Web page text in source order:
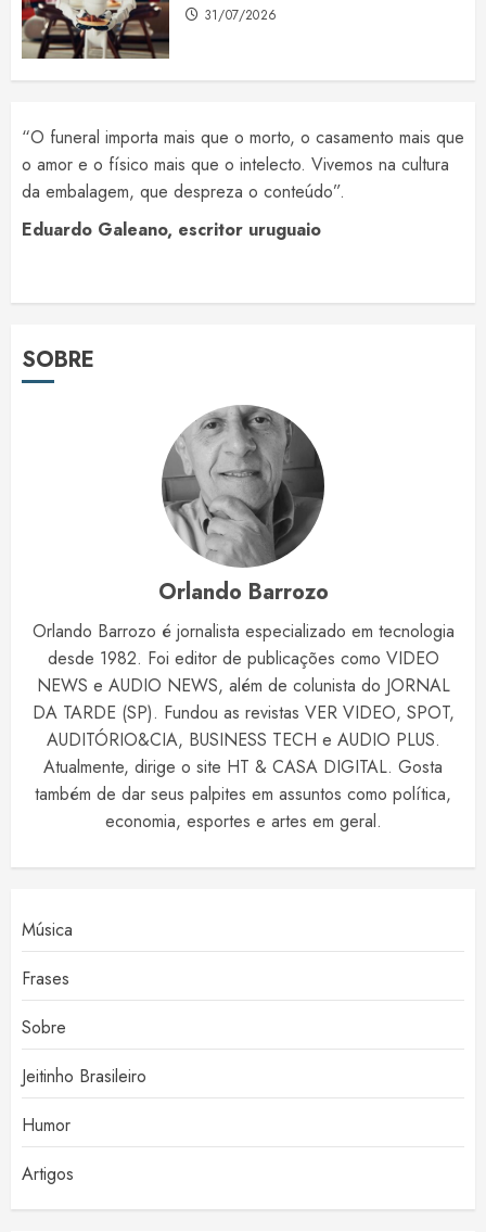
31/07/2026
“O funeral importa mais que o morto, o casamento mais que
o amor e o físico mais que o intelecto. Vivemos na cultura
da embalagem, que despreza o conteúdo”.
Eduardo Galeano, escritor uruguaio
SOBRE
Orlando Barrozo
Orlando Barrozo é jornalista especializado em tecnologia
desde 1982. Foi editor de publicações como VIDEO
NEWS e AUDIO NEWS, além de colunista do JORNAL
DA TARDE (SP). Fundou as revistas VER VIDEO, SPOT,
AUDITÓRIO&CIA, BUSINESS TECH e AUDIO PLUS.
Atualmente, dirige o site HT & CASA DIGITAL. Gosta
também de dar seus palpites em assuntos como política,
economia, esportes e artes em geral.
Música
Frases
Sobre
Jeitinho Brasileiro
Humor
Artigos